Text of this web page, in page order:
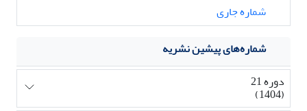
شماره جاری
شماره‌های پیشین نشریه
دوره 21
(1404)